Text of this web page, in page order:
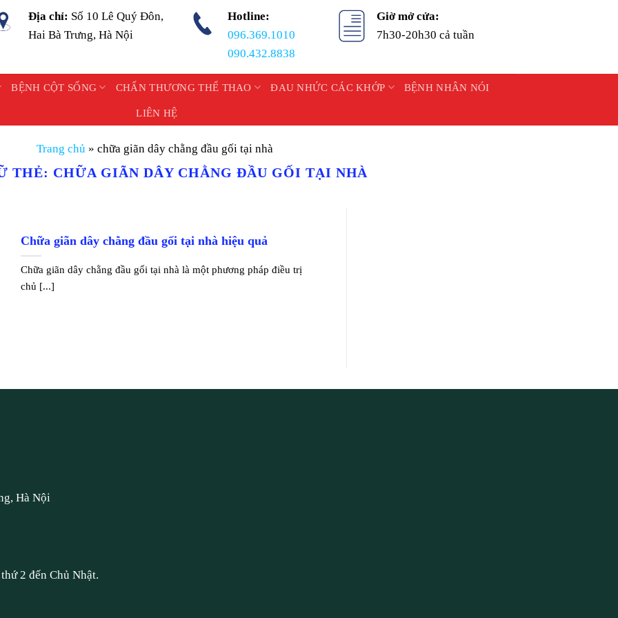
Địa chỉ: Số 10 Lê Quý Đôn,
Hai Bà Trưng, Hà Nội
Hotline:
096.369.1010
090.432.8838
Giờ mở cửa:
7h30-20h30 cả tuần
BỆNH CỘT SỐNG CHẤN THƯƠNG THỂ THAO ĐAU NHỨC CÁC KHỚP BỆNH NHÂN NÓI
LIÊN HỆ
Trang chủ » chữa giãn dây chằng đầu gối tại nhà
THẺ: CHỮA GIÃN DÂY CHẰNG ĐẦU GỐI TẠI NHÀ
Chữa giãn dây chằng đầu gối tại nhà hiệu quả
Chữa giãn dây chằng đầu gối tại nhà là một phương pháp điều trị
chủ [...]
Hà Nội
2 đến Chủ Nhật.